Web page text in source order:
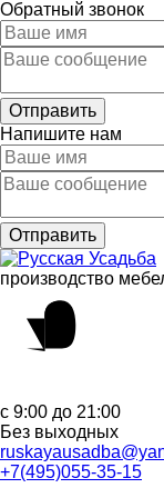
Обратный звонок
Напишите нам
производство
с 9:00 до 21:00
Без выходных
+7(495)055-35-15